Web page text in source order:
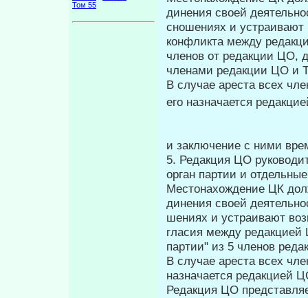
Том 55
динения своей
сно­шениях и
кон­фликта между
членов от редакции ЦО,
членами ре­дакции ЦО и
В случае ареста всех
его на­значается
и заключение с ними
5. Редакция ЦО
орган партии и
Местонахождение ЦК
динения своей
шениях и устраивают
гласия между
партии" из 5 членов
В случае ареста всех
назна­чается редакцией
Редакция ЦО